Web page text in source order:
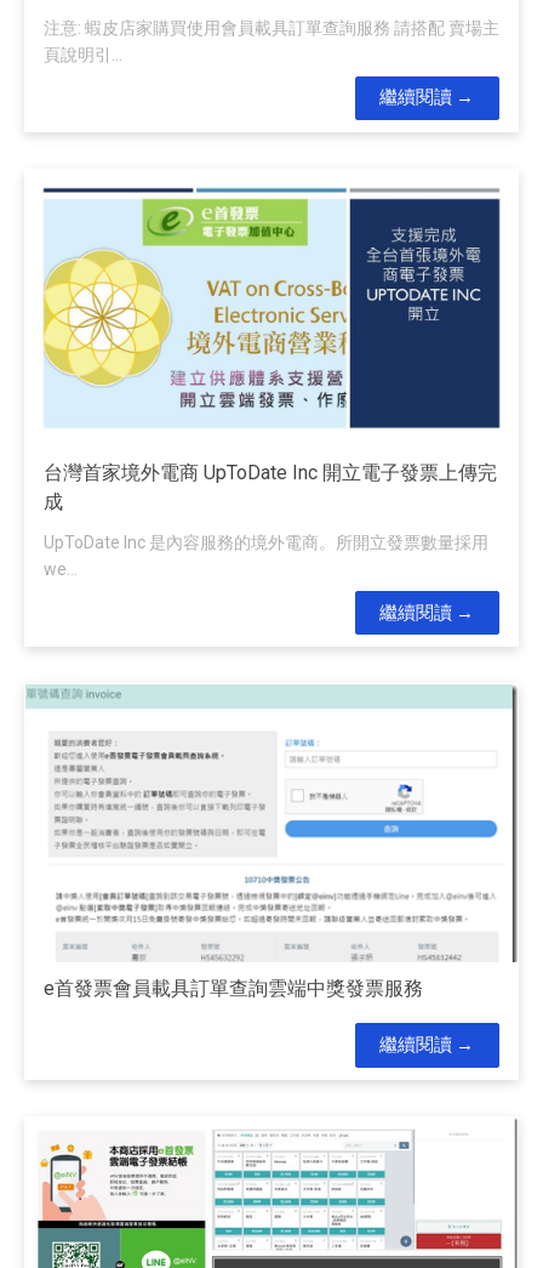
注意: 蝦皮店家購買使用會員載具訂單查詢服務 請搭配 賣場主
頁說明引...
繼續閱讀
台灣首家境外電商 UpToDate Inc 開立電子發票上傳完
成
UpToDate Inc 是內容服務的境外電商。所開立發票數量採用
we...
繼續閱讀
e首發票會員載具訂單查詢雲端中獎發票服務
繼續閱讀